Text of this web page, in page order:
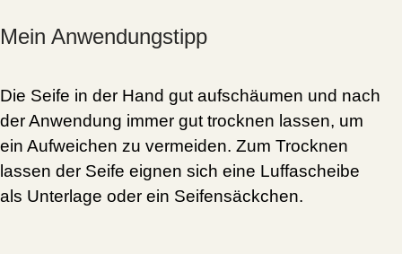
Mein Anwendungstipp
Die Seife in der Hand gut aufschäumen und nach
der Anwendung immer gut trocknen lassen, um
ein Aufweichen zu vermeiden. Zum Trocknen
lassen der Seife eignen sich eine Luffascheibe
als Unterlage oder ein Seifensäckchen.